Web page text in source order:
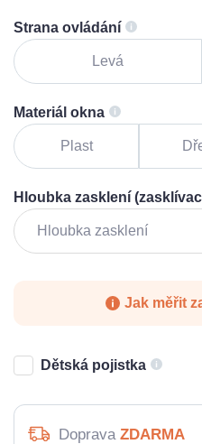
Strana ovládání
Levá
Materiál okna
Plast
Hloubka zasklení
Jak měřit
Dětská pojistka
Doprava ZDARMA